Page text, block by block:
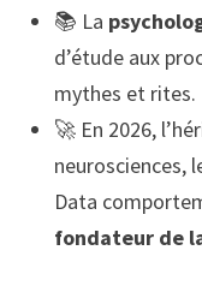
📚 La
d’étude aux
mythes et rites.
🚀 En 2026,
neurosciences,
Data
fondateur de